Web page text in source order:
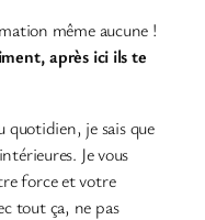
même aucune !
après ici ils te
quotidien, je sais que
Je vous
force et votre
tout ça, ne pas